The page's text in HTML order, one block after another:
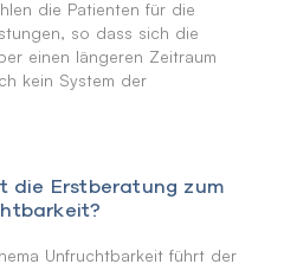
die Patienten für die
so dass sich die
einen längeren Zeitraum
kein System der
die Erstberatung zum
Unfruchtbarkeit führt der